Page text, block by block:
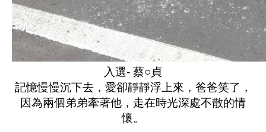
入選- 蔡○貞
記憶慢慢沉下去，愛卻靜靜浮上來，爸爸笑了，
因為兩個弟弟牽著他，走在時光深處不散的情
懷。